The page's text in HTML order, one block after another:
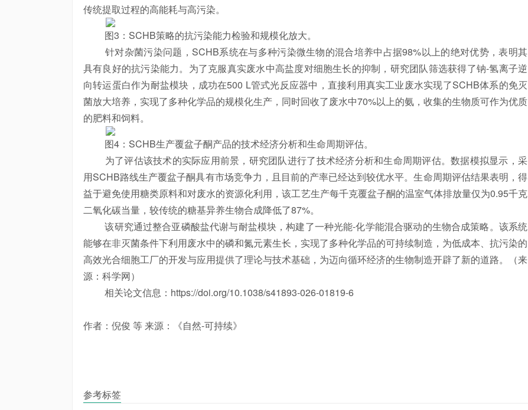
传统提取过程的高能耗与高污染。
图3：SCHB策略的抗污染能力检验和规模化放大。
针对杂菌污染问题，SCHB系统在与多种污染微生物的混合培养中占据98%以上的绝对优势，表明其
具有良好的抗污染能力。为了克服真实废水中高盐度对细胞生长的抑制，研究团队筛选获得了钠-氢离子逆
向转运蛋白作为耐盐模块，成功在500 L管式光反应器中，直接利用真实工业废水实现了SCHB体系的免灭
菌放大培养，实现了多种化学品的规模化生产，同时回收了废水中70%以上的氨，收集的生物质可作为优质
的肥料和饲料。
图4：SCHB生产覆盆子酮产品的技术经济分析和生命周期评估。
为了评估该技术的实际应用前景，研究团队进行了技术经济分析和生命周期评估。数据模拟显示，采
用SCHB路线生产覆盆子酮具有市场竞争力，且目前的产率已经达到较优水平。生命周期评估结果表明，得
益于避免使用糖类原料和对废水的资源化利用，该工艺生产每千克覆盆子酮的温室气体排放量仅为0.95千克
二氧化碳当量，较传统的糖基异养生物合成降低了87%。
该研究通过整合亚磷酸盐代谢与耐盐模块，构建了一种光能-化学能混合驱动的生物合成策略。该系统
能够在非灭菌条件下利用废水中的磷和氮元素生长，实现了多种化学品的可持续制造，为低成本、抗污染的
高效光合细胞工厂的开发与应用提供了理论与技术基础，为迈向循环经济的生物制造开辟了新的道路。（来
源：科学网）
相关论文信息：https://doi.org/10.1038/s41893-026-01819-6
作者：倪俊 等 来源：《自然-可持续》
参考标签